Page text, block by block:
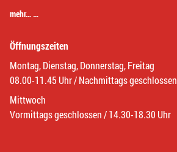
mehr… …
Öffnungszeiten
Montag, Dienstag, Donnerstag, Freitag
08.00-11.45 Uhr / Nachmittags geschlossen
Mittwoch
Vormittags geschlossen / 14.30-18.30 Uhr